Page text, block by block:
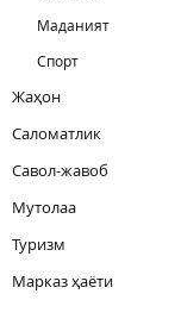
Маданият
Спорт
Жаҳон
Саломатлик
Савол-жавоб
Мутолаа
Туризм
Марказ ҳаёти